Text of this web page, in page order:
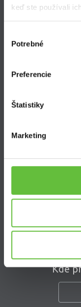
keď ste používali
súhlasu
Potrebné
Preferencie
Štatistiky
Marketing
Kde